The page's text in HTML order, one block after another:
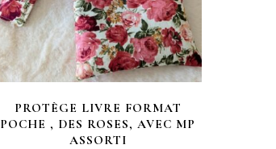
PROTÈGE LIVRE FORMAT
POCHE , DES ROSES, AVEC MP
ASSORTI